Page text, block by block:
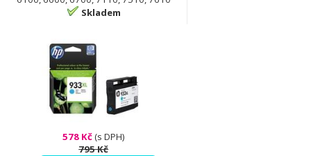
Skladem
578 Kč(s DPH)
795 Kč